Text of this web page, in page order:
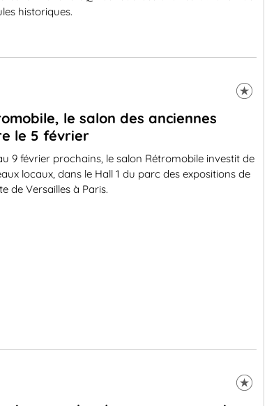
historiques.
le salon des anciennes
le 5 février
9 février prochains, le salon Rétromobile investit de
locaux, dans le Hall 1 du parc des expositions de
de Versailles à Paris.